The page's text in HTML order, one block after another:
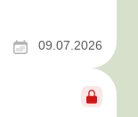
автомобіль з
плата
09.07.2026